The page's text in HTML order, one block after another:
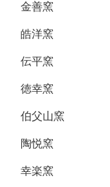
金善窯
皓洋窯
伝平窯
徳幸窯
伯父山窯
陶悦窯
幸楽窯